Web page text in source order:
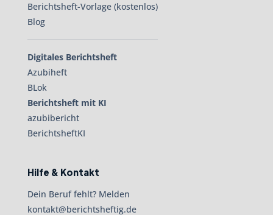
Berichtsheft-Vorlage (kostenlos)
Blog
Digitales Berichtsheft
Azubiheft
BLok
Berichtsheft mit KI
azubibericht
BerichtsheftKI
Hilfe & Kontakt
Dein Beruf fehlt? Melden
kontakt@berichtsheftig.de